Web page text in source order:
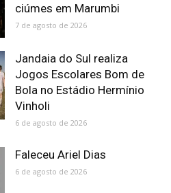
ciúmes em Marumbi
7 de agosto de 2026
Jandaia do Sul realiza
Jogos Escolares Bom de
Bola no Estádio Hermínio
Vinholi
6 de agosto de 2026
Faleceu Ariel Dias
6 de agosto de 2026